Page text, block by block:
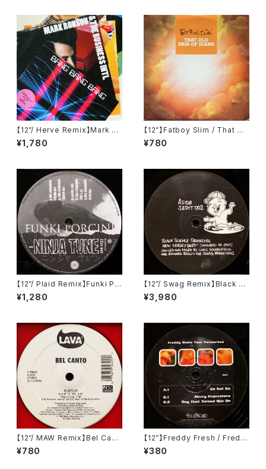
【12”/ Herve Remix】Mark Ro
nson & The Business Intl /
Bang Bang Bang (Columbi
¥1,780
【12”】Fatboy Slim / That Ol
d Pair Of Jeans (Astralwer
ks) (ASW 66278)
¥780
【12”/ Plaid Remix】Funki Po
rcini / King Ashabanapal (N
inja Tune) (zen 1237)
¥1,280
【12”/ Swag Remix】Black Sc
ience Orchestra / New Jer
sey Deep (Junior Boy's O
¥3,980
【12”/ MAW Remix】Bel Cant
o / Rumour (Remixes By M
asters At Work) (Lava) (Atl
¥780
【12”】Freddy Fresh / Fredd
y Hums Your Favourites (Ki
ngsize) (KS 42)
¥380